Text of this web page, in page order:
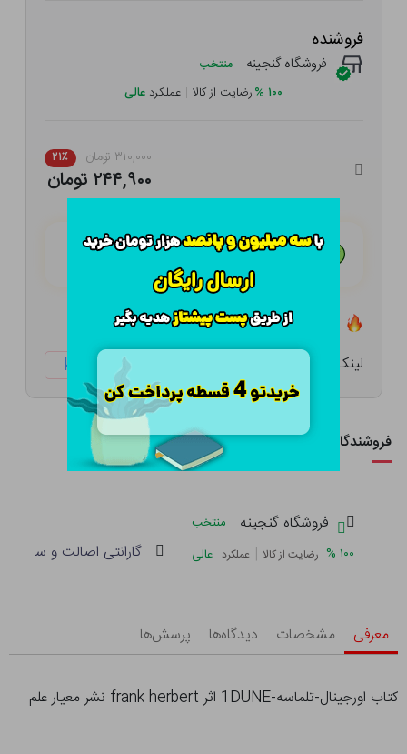
فروشنده
فروشگاه گنجینه منتخب
۱۰۰ %رضایت از کالا | عملکرد عالی
۳۱۰,۰۰۰ تومان ۲۱٪
۲۴۴,۹۰۰ تومان
هـر قسط با تــرب‌پــی:۶۱,۲۲۵ تومان
لینک کوتاه: ketabtala.com/sbp-29353
فروشندگان این کالا
فروشگاه گنجینه
منتخب
۱۰۰ % رضایت از کالا | عملکرد عالی گارانتی اصالت و سلامت
معرفی مشخصات دیدگاه‌ها پرسش‌ها
کتاب اورجینال-تلماسه-1DUNE اثر frank herbert نشر معیار علم